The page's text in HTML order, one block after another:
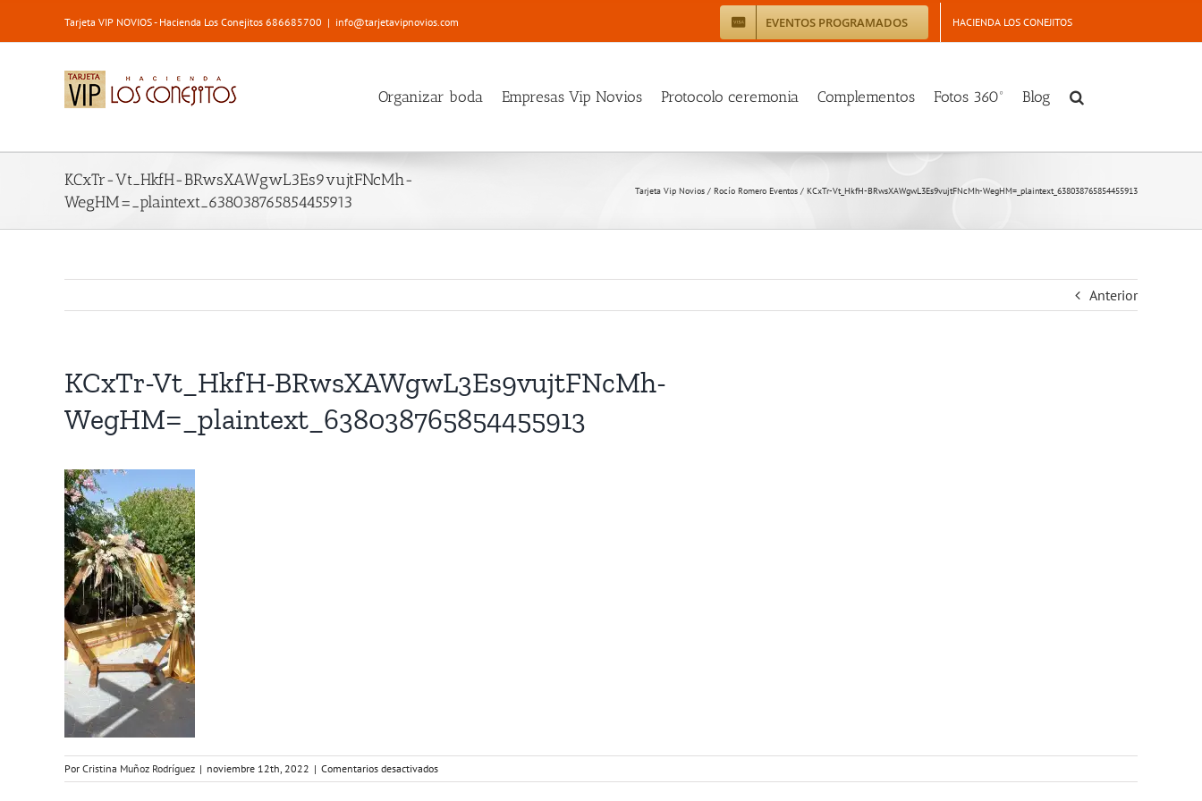
Tarjeta VIP NOVIOS - Hacienda Los Conejitos 686685700 | info@tarjetavipnovios.com EVENTOS PROGRAMADOS HACIENDA LOS CONEJITOS
Organizar boda Empresas Vip Novios Protocolo ceremonia Complementos Fotos 360º Blog
KCxTr-Vt_HkfH-BRwsXAWgwL3Es9vujtFNcMh-
WegHM=_plaintext_638038765854455913
Tarjeta Vip Novios / Rocío Romero Eventos / KCxTr-Vt_HkfH-BRwsXAWgwL3Es9vujtFNcMh-WegHM=_plaintext_638038765854455913
Anterior
KCxTr-Vt_HkfH-BRwsXAWgwL3Es9vujtFNcMh-
WegHM=_plaintext_638038765854455913
Por Cristina Muñoz Rodríguez | noviembre 12th, 2022 | Comentarios desactivadosen
KCxTr-